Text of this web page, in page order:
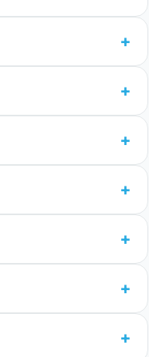
+
+
+
+
+
+
+